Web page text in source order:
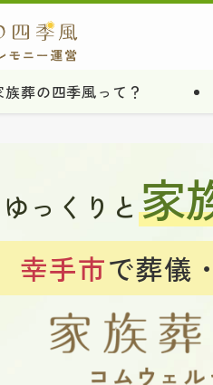
族葬の四季風って？
ゆっくりと家
幸手市で葬儀